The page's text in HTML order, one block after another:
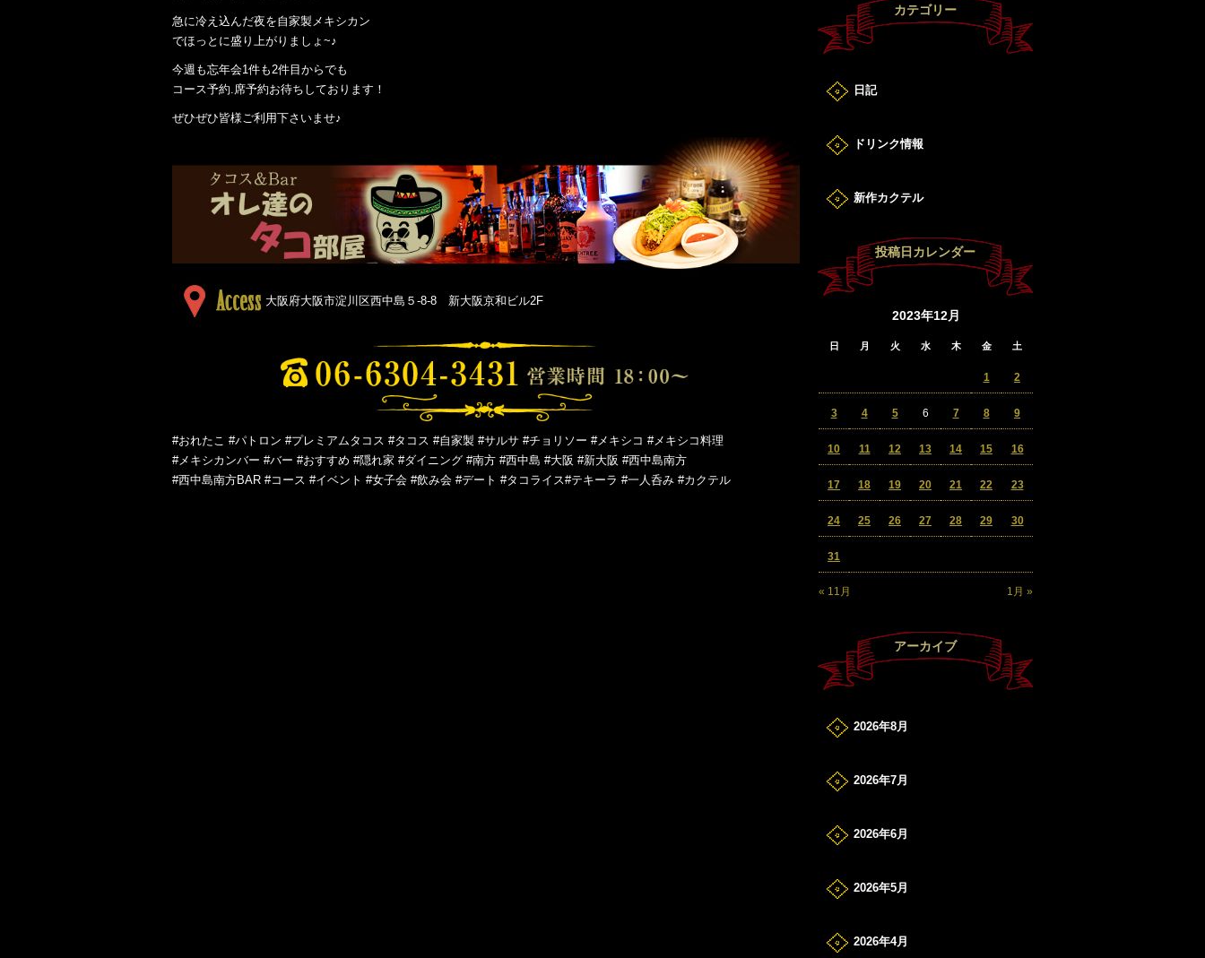
急に冷え込んだ夜を自家製メキシカン
でほっとに盛り上がりましょ~♪
今週も忘年会1件も2件目からでも
コース予約.席予約お待ちしております！
ぜひぜひ皆様ご利用下さいませ♪
大阪府大阪市淀川区西中島５-8-8 新大阪京和ビル2F
#おれたこ #パトロン #プレミアムタコス #タコス #自家製 #サルサ #チョリソー #メキシコ #メキシコ料理
#メキシカンバー #バー #おすすめ #隠れ家 #ダイニング #南方 #西中島 #大阪 #新大阪 #西中島南方
#西中島南方BAR #コース #イベント #女子会 #飲み会 #デート #タコライス#テキーラ #一人呑み #カクテル
カテゴリー
日記
ドリンク情報
新作カクテル
投稿日カレンダー
2023年12月
日 月 火 水 木 金 土
« 11月 1月 »
1 2
3 4 5 6 7 8 9
10 11 12 13 14 15 16
17 18 19 20 21 22 23
24 25 26 27 28 29 30
31
アーカイブ
2026年8月
2026年7月
2026年6月
2026年5月
2026年4月